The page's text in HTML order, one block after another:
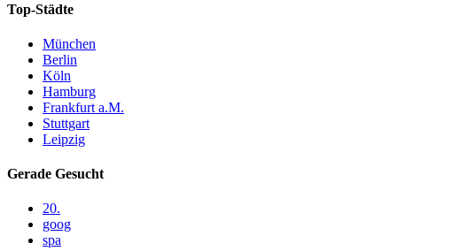
Top-Städte
München
Berlin
Köln
Hamburg
Frankfurt a.M.
Stuttgart
Leipzig
Gerade Gesucht
20.
goog
spa